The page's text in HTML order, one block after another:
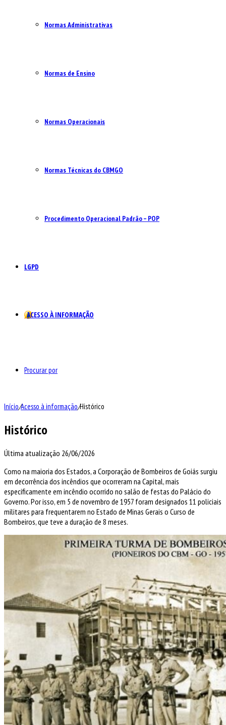
Normas Administrativas
Normas de Ensino
Normas Operacionais
Normas Técnicas do CBMGO
Procedimento Operacional Padrão – POP
LGPD
ACESSO À INFORMAÇÃO
Procurar por
Início/Acesso à informação/Histórico
Histórico
Última atualização 26/06/2026
Como na maioria dos Estados, a Corporação de Bombeiros de Goiás surgiu
em decorrência dos incêndios que ocorreram na Capital, mais
especificamente em incêndio ocorrido no salão de festas do Palácio do
Governo. Por isso, em 5 de novembro de 1957 foram designados 11 policiais
militares para frequentarem no Estado de Minas Gerais o Curso de
Bombeiros, que teve a duração de 8 meses.